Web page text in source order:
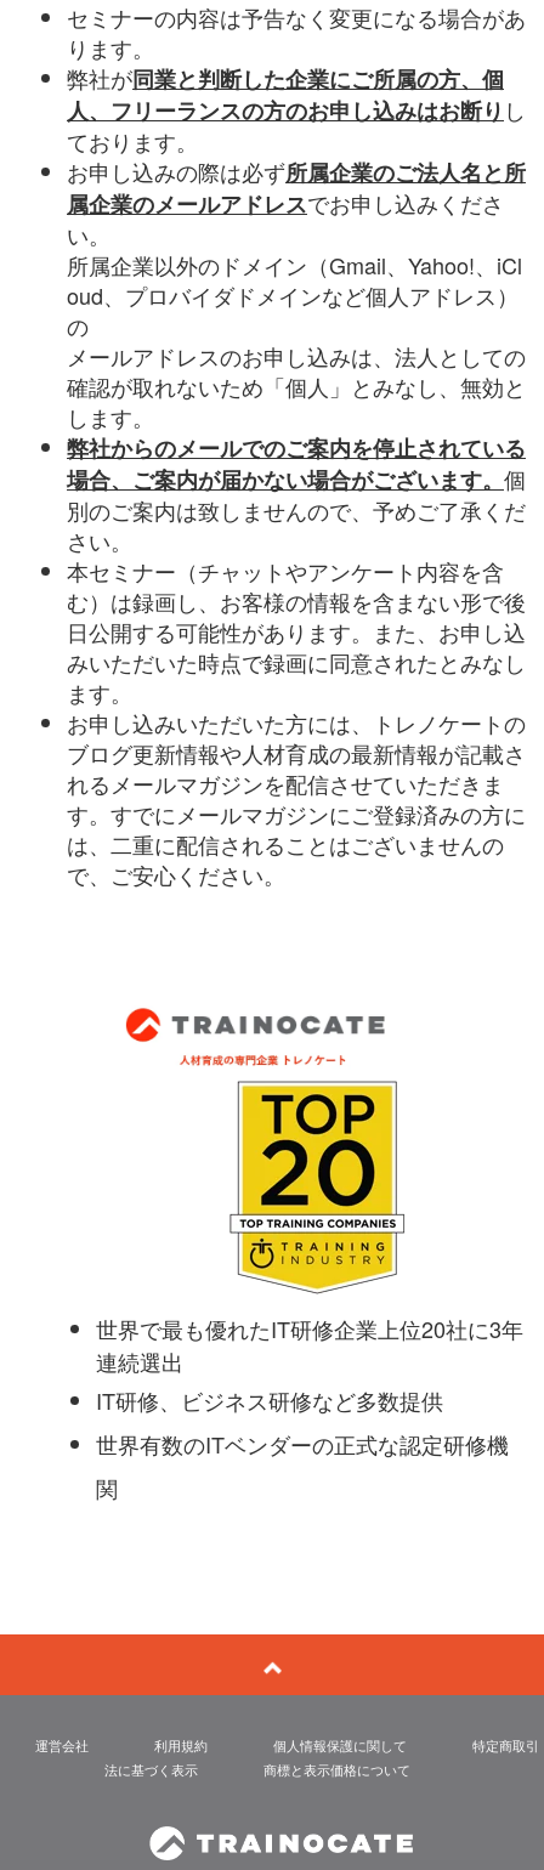
セミナーの内容は予告なく変更になる場合があ
ります。
弊社が同業と判断した企業にご所属の方、個
人、フリーランスの方のお申し込みはお断り し
ております。
お申し込みの際は必ず所属企業のご法人名と所
属企業のメールアドレスでお申し込みくださ
い。
所属企業以外のドメイン（Gmail、 Yahoo!、 iCl
oud、プロバイダドメインなど個人アドレス）
の
メールアドレスのお申し込みは、法人としての
確認が取れないため「個人」とみなし、無効と
します。
弊社からのメールでのご案内を停止されている
場合、ご案内が届かない場合がございます。 個
別のご案内は致しませんので、予めご了承くだ
さい。
本セミナー（チャットやアンケート内容を含
む）は録画し、お客様の情報を含まない形で後
日公開する可能性があります。また、お申し込
みいただいた時点で録画に同意されたとみなし
ます。
お申し込みいただいた方には、トレノケートの
ブログ更新情報や人材育成の最新情報が記載さ
れるメールマガジンを配信させていただきま
す。すでにメールマガジンにご登録済みの方に
は、二重に配信されることはございませんの
で、ご安心ください。
世界で最も優れたIT研修企業上位20社に3年
連続選出
IT研修、ビジネス研修など多数提供
世界有数のITベンダーの正式な認定研修機
関
運営会社 利用規約 個人情報保護に関して
特定商取引
法に基づく表示
商標と表示価格について